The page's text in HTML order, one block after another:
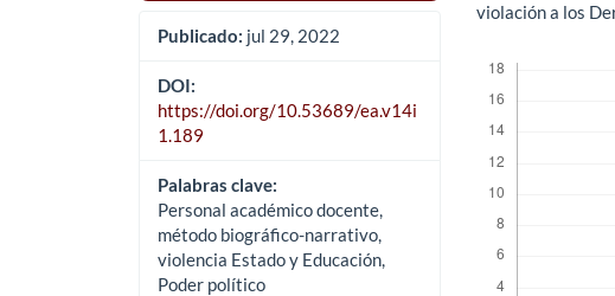
Publicado: jul 29, 2022
DOI:
https://doi.org/10.53689/ea.v14i
1.189
Palabras clave:
Personal académico docente,
método biográfico-narrativo,
violencia Estado y Educación,
Poder político
violación a los